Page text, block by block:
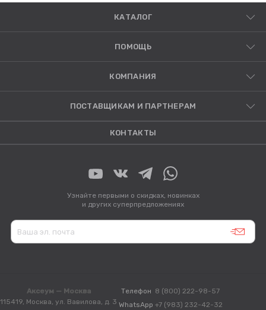
КАТАЛОГ
ПОМОЩЬ
КОМПАНИЯ
ПОСТАВЩИКАМ И ПАРТНЕРАМ
КОНТАКТЫ
Узнайте первыми о скидках, новинках
и других суперпредложениях
Аксеум — Москва
115419, Москва, ул. Вавилова, д. 3
Телефон 8 (800) 222-98-57
WhatsApp +7 (983) 232-42-32